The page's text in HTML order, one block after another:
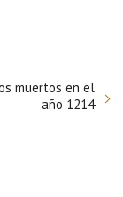
muertos en el
año 1214